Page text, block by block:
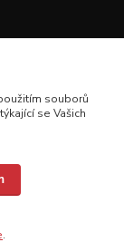
souborů
se Vašich
.